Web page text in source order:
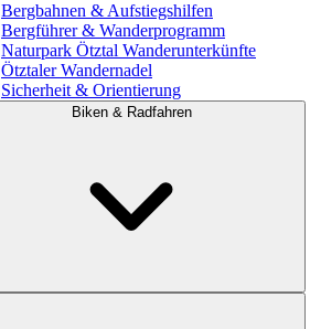
Bergbahnen & Aufstiegshilfen
Bergführer & Wanderprogramm
Naturpark Ötztal Wanderunterkünfte
Ötztaler Wandernadel
Sicherheit & Orientierung
Biken & Radfahren